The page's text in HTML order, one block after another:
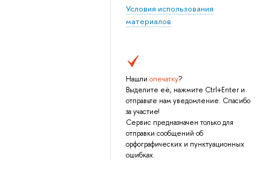
Условия использования
материалов
Нашли опечатку?
Выделите её, нажмите Ctrl+Enter и
отправьте нам уведомление. Спасибо
за участие!
Сервис предназначен только для
отправки сообщений об
орфографических и пунктуационных
ошибках.